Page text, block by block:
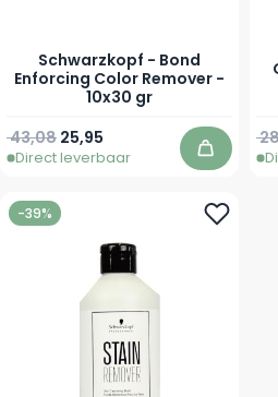
Schwarzkopf - Bond
Enforcing Color Remover -
10x30 gr
Speciale prijs
25,95
Normale prijs
43,08
Direct leverbaar In
-39%